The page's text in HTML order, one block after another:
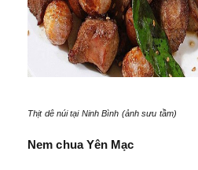
Thịt dê núi tại Ninh Bình (ảnh sưu tầm)
Nem chua Yên Mạc